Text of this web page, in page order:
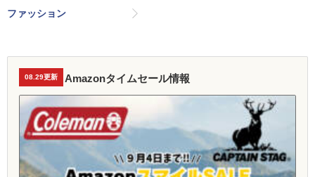
ファッション
08.29更新 Amazonタイムセール情報